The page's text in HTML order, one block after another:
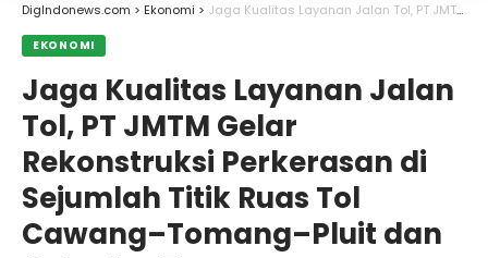
DigIndonews.com > Ekonomi > Jaga Kualitas Layanan Jalan Tol, PT JMTM Gelar Rekonstruksi Perkerasan di Sejumlah Titik Ruas Tol Cawang–Tomang–Pluit dan Jakarta–Tangerang
EKONOMI
Jaga Kualitas Layanan Jalan
Tol, PT JMTM Gelar
Rekonstruksi Perkerasan di
Sejumlah Titik Ruas Tol
Cawang–Tomang–Pluit dan